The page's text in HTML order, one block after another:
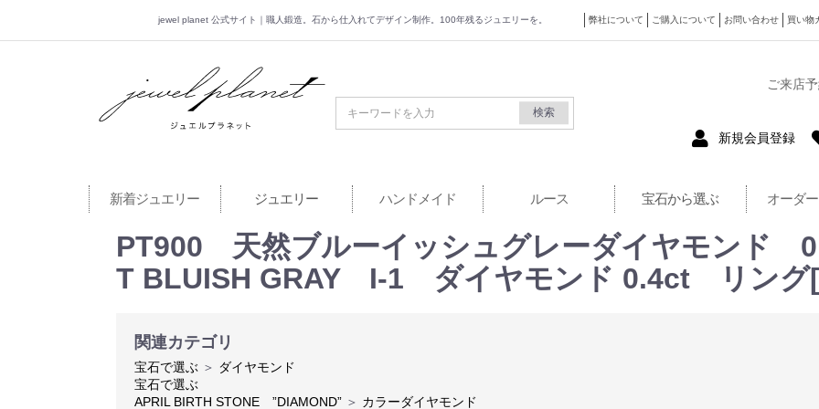
jewel planet 公式サイト｜職人鍛造。石から仕入れてデザイン制作。100年残るジュエリーを。 弊社について ご購入について お問い合わせ 買い物
jewel planet 公式サイト
検索
ご来店
新規会員登録
新着ジュエリー ジュエリー ハンドメイド ルース 宝石から選ぶ オーダ
PT900 天然ブルーイッシュグレーダイヤモンド
T BLUISH GRAY I-1 ダイヤモンド 0.4ct リング
関連カテゴリ
宝石で選ぶ ＞ ダイヤモンド
宝石で選ぶ
APRIL BIRTH STONE ”DIAMOND” ＞ カラーダイヤモンド